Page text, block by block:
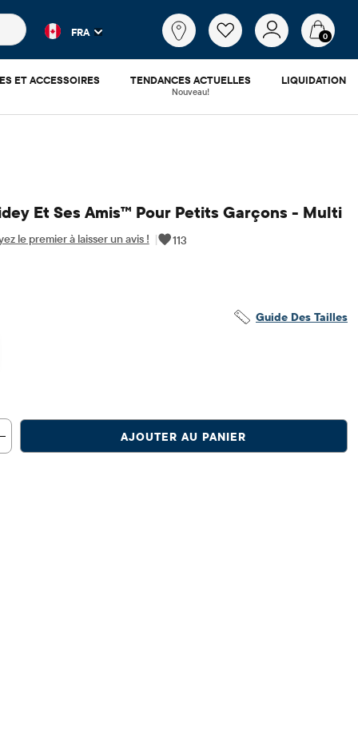
populaires et les résultats de produits au fur et à
FRA 0
ET ACCESSOIRES TENDANCES ACTUELLES
Nouveau!
LIQUIDATION
Et Ses Amis™ Pour Petits Garçons - Multi
le premier à laisser un avis ! | 113
Guide Des Tailles
AJOUTER AU PANIER